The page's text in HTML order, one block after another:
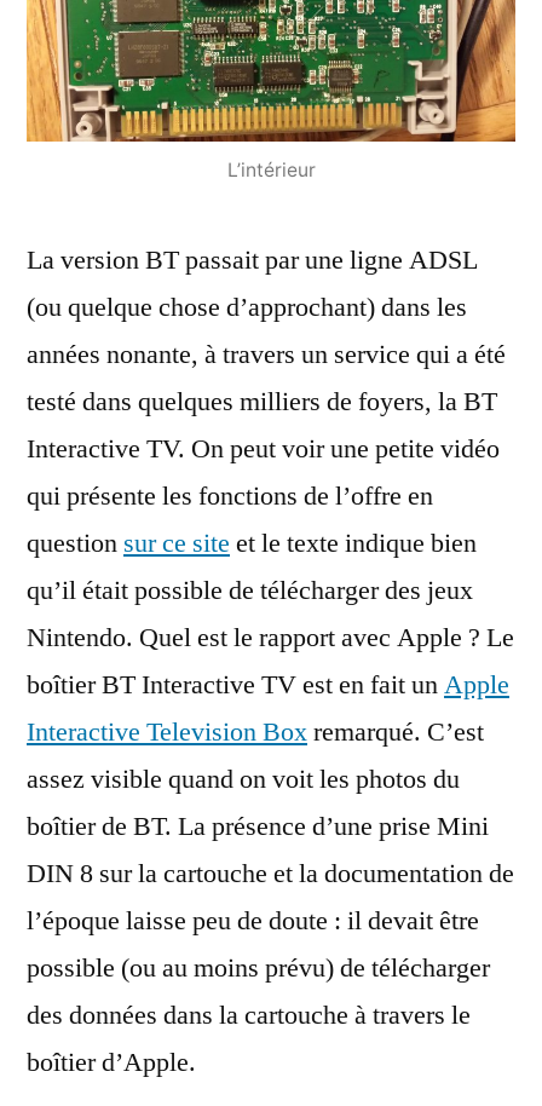
L’intérieur
La version BT passait par une ligne ADSL
(ou quelque chose d’approchant) dans les
années nonante, à travers un service qui a été
testé dans quelques milliers de foyers, la BT
Interactive TV. On peut voir une petite vidéo
qui présente les fonctions de l’offre en
question sur ce site et le texte indique bien
qu’il était possible de télécharger des jeux
Nintendo. Quel est le rapport avec Apple ? Le
boîtier BT Interactive TV est en fait unApple
Interactive Television Boxremarqué. C’est
assez visible quand on voit les photos du
boîtier de BT. La présence d’une prise Mini
DIN 8 sur la cartouche et la documentation de
l’époque laisse peu de doute : il devait être
possible (ou au moins prévu) de télécharger
des données dans la cartouche à travers le
boîtier d’Apple.